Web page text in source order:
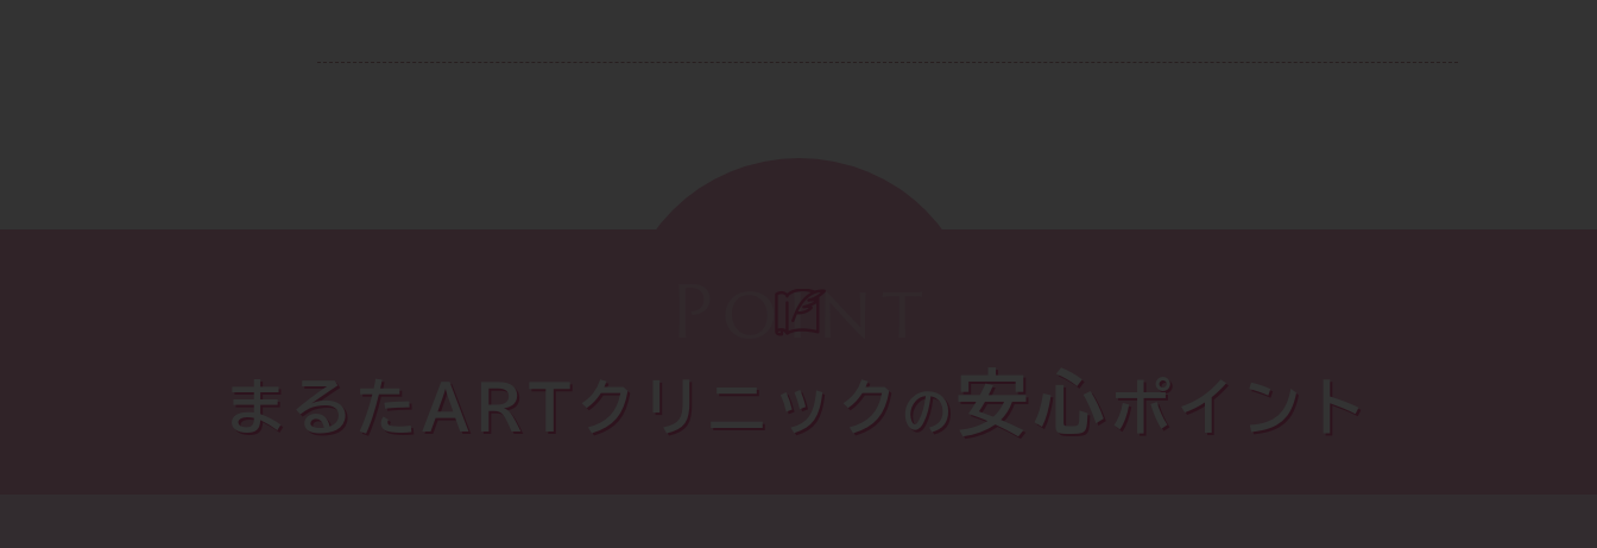
まるたARTクリニック の 安心 ポイント